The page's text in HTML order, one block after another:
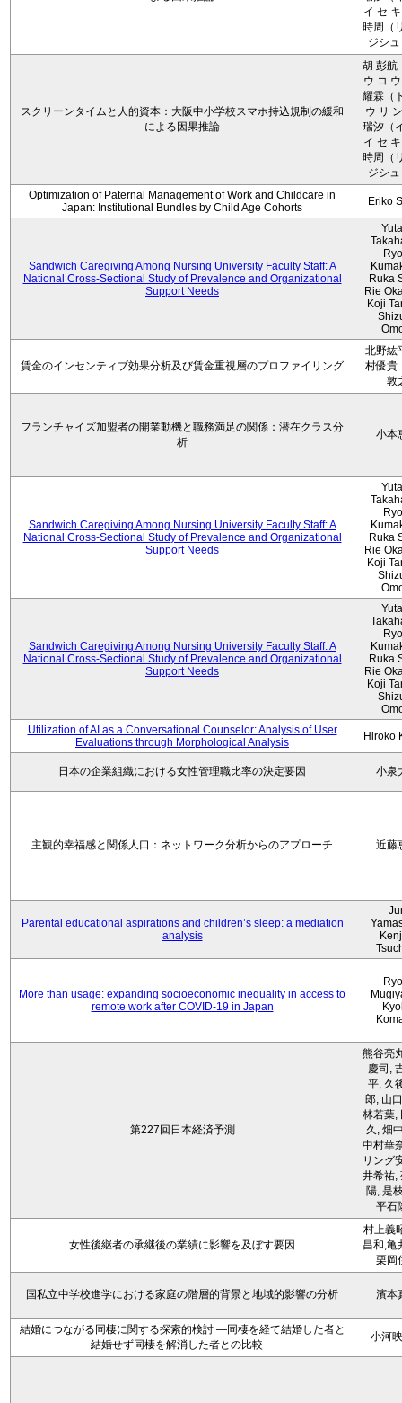
イ セ
時周（
ジシ
スクリーンタイムと人的資本：大阪中小学校スマホ持込規制の緩和
による因果推論
胡 彭航
ウ コ
耀霖（
ウ リ
瑞汐（
イ セ
時周（
ジシ
Optimization of Paternal Management of Work and Childcare in
Japan: Institutional Bundles by Child Age Cohorts
Eriko
Sandwich Caregiving Among Nursing University Faculty Staff: A
National Cross-Sectional Study of Prevalence and Organizational
Support Needs
Ruka
Rie
Koji
賃金のインセンティブ効果分析及び賃金重視層のプロファイリング
北野紘
村優貴
敦
フランチャイズ加盟者の開業動機と職務満足の関係：潜在クラス分
析
小本
Sandwich Caregiving Among Nursing University Faculty Staff: A
National Cross-Sectional Study of Prevalence and Organizational
Support Needs
Ruka
Rie
Koji
Sandwich Caregiving Among Nursing University Faculty Staff: A
National Cross-Sectional Study of Prevalence and Organizational
Support Needs
Ruka
Rie
Koji
Utilization of AI as a Conversational Counselor: Analysis of User
Evaluations through Morphological Analysis
Hiroko
日本の企業組織における女性管理職比率の決定要因 小泉
主観的幸福感と関係人口：ネットワーク分析からのアプローチ 近藤
Parental educational aspirations and children’s sleep: a mediation
analysis
More than usage: expanding socioeconomic inequality in access to
remote work after COVID-19 in Japan
第227回日本経済予測
熊谷亮
慶司,
平, 久
郎, 山
林若葉,
久, 畑
中村華
リング
井希祐,
陽, 是
平石
女性後継者の承継後の業績に影響を及ぼす要因
村上義
昌和,亀
栗岡
国私立中学校進学における家庭の階層的背景と地域的影響の分析 濱本
結婚につながる同棲に関する探索的検討 ―同棲を経て結婚した者と
結婚せず同棲を解消した者との比較―
小河